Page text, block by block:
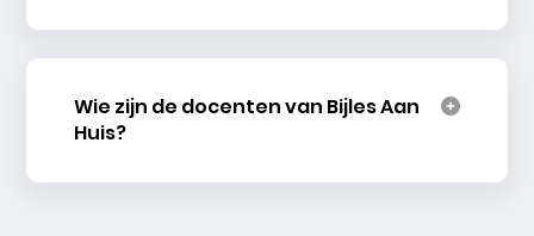
Wie zijn de docenten van Bijles Aan
Huis?